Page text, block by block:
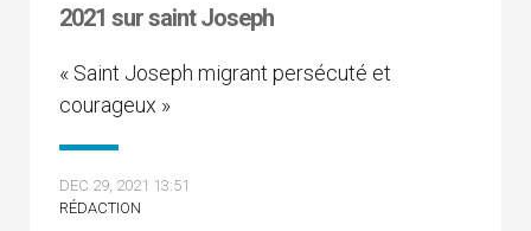
2021 sur saint Joseph
« Saint Joseph migrant persécuté et
courageux »
DEC 29, 2021 13:51
RÉDACTION